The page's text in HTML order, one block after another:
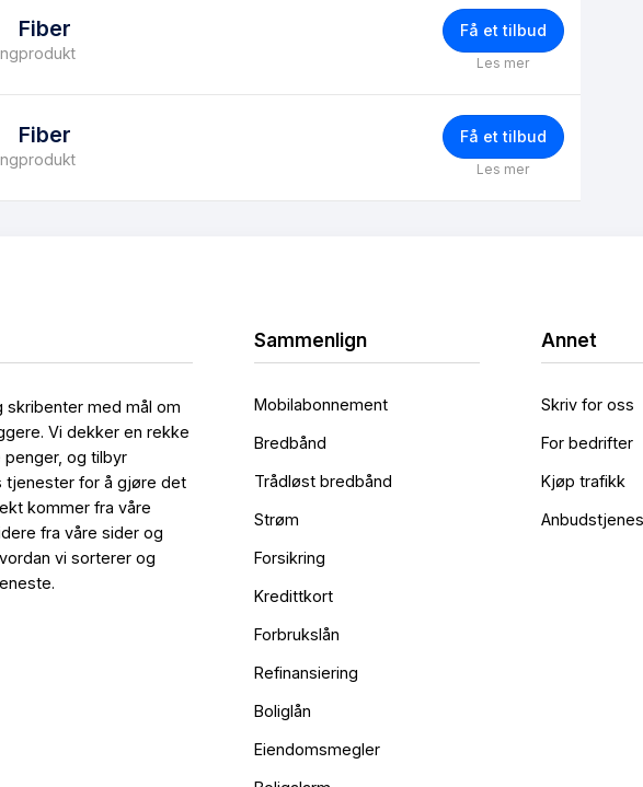
Fiber
produkt
Få et tilbud
Les mer
Fiber
produkt
Få et tilbud
Les mer
skribenter med mål om
Vi dekker en rekke
og tilbyr
tjenester for å gjøre det
kommer fra våre
fra våre sider og
vi sorterer og
Sammenlign
Mobilabonnement
Bredbånd
Trådløst bredbånd
Strøm
Forsikring
Kredittkort
Forbrukslån
Refinansiering
Boliglån
Eiendomsmegler
Annet
Skriv for oss
For bedrifter
Kjøp trafikk